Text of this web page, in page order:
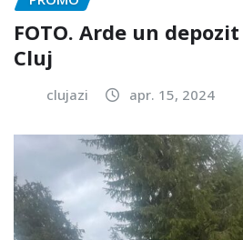
FOTO. Arde un
Cluj
clujazi apr. 15, 2024